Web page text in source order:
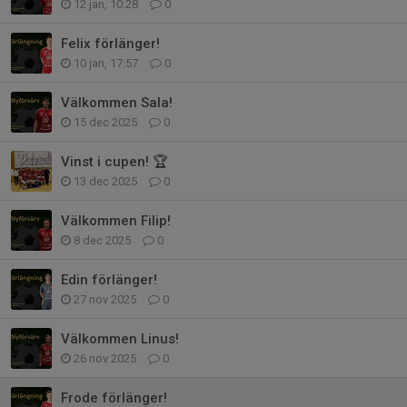
12 jan, 10:28 0
Felix förlänger!
10 jan, 17:57 0
Välkommen Sala!
15 dec 2025 0
Vinst i cupen! 🏆
13 dec 2025 0
Välkommen Filip!
8 dec 2025 0
Edin förlänger!
27 nov 2025 0
Välkommen Linus!
26 nov 2025 0
Frode förlänger!